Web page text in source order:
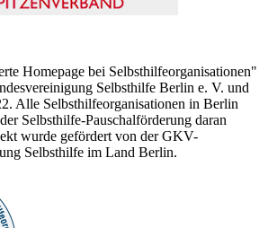
Homepage bei Selbsthilfeorganisationen"
Selbsthilfe Berlin e. V. und
Alle Selbsthilfeorganisationen in Berlin
Selbsthilfe-Pauschalförderung daran
wurde gefördert von der GKV-
Selbsthilfe im Land Berlin.